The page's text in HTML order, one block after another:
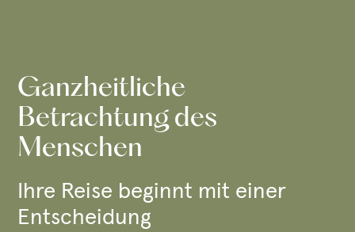
Ganzheitliche
Betrachtung des
Menschen
Ihre Reise beginnt mit einer
Entscheidung